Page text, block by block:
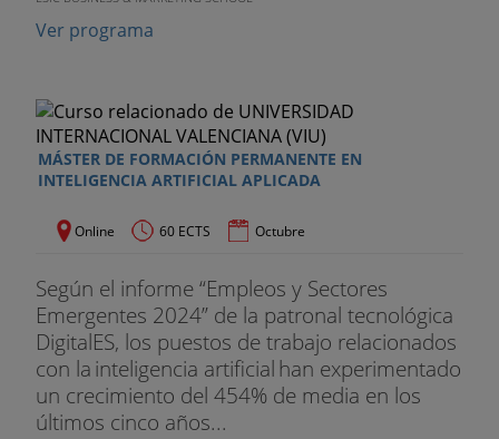
Ver programa
MÁSTER DE FORMACIÓN PERMANENTE EN
INTELIGENCIA ARTIFICIAL APLICADA
Online 60 ECTS Octubre
Según el informe “Empleos y Sectores
Emergentes 2024” de la patronal tecnológica
DigitalES, los puestos de trabajo relacionados
con la inteligencia artificial han experimentado
un crecimiento del 454% de media en los
últimos cinco años...